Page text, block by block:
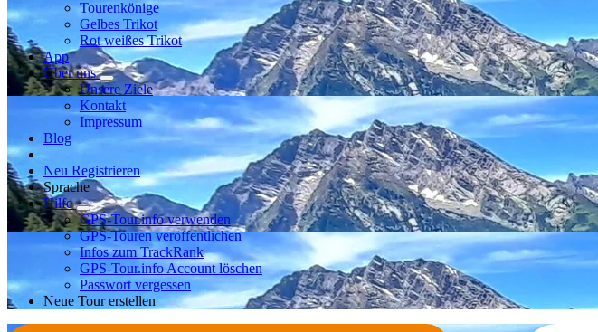
Tourenkönige
Gelbes Trikot
Rot weißes Trikot
App
Über uns
Unsere Ziele
Kontakt
Impressum
Blog
Neu Registrieren
Sprache
Hilfe
GPS-Tour.info verwenden
GPS-Touren veröffentlichen
Infos zum TrackRank
GPS-Tour.info Account löschen
Passwort vergessen
Neue Tour erstellen